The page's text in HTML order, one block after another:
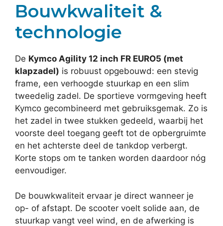
Bouwkwaliteit &
technologie
De Kymco Agility 12 inch FR EURO5 (met
klapzadel) is robuust opgebouwd: een stevig
frame, een verhoogde stuurkap en een slim
tweedelig zadel. De sportieve vormgeving heeft
Kymco gecombineerd met gebruiksgemak. Zo is
het zadel in twee stukken gedeeld, waarbij het
voorste deel toegang geeft tot de opbergruimte
en het achterste deel de tankdop verbergt.
Korte stops om te tanken worden daardoor nóg
eenvoudiger.
De bouwkwaliteit ervaar je direct wanneer je
op- of afstapt. De scooter voelt solide aan, de
stuurkap vangt veel wind, en de afwerking is